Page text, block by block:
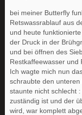
bei meiner Butterfly
Retswassrablauf aus
und heute
der Druck in der
und bei öffnen des
Restkaffeewasser und
Ich wagte mich nun
schraubte den
staunte nicht schlecht
zuständig ist und der
wird, war komplett